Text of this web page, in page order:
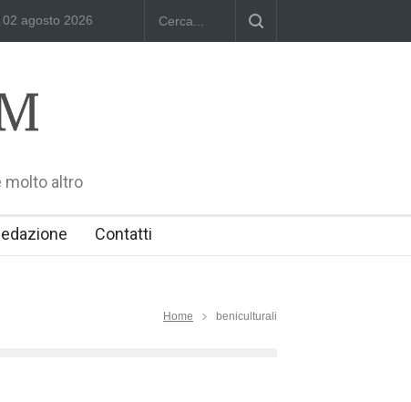
Dominika Zamara: Polish Singers' Alliance ofAmerica e Premio
02 agosto 2026
molto altro
Contatti
Home beniculturali